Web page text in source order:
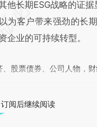
他长期ESG战略的证
为客户带来强劲的长
企业的可持续转型。
、股票债券、公司人物，财
阅后继续阅读